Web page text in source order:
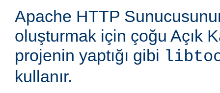
Apache HTTP
oluşturmak için çoğu Açık
projenin yaptığı gibi
kullanır.